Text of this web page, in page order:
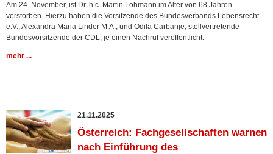
Am 24. November, ist Dr. h.c. Martin Lohmann im Alter von 68 Jahren
verstorben. Hierzu haben die Vorsitzende des Bundesverbands Lebensrecht
e.V., Alexandra Maria Linder M.A., und Odila Carbanje, stellvertretende
Bundesvorsitzende der CDL, je einen Nachruf veröffentlicht.
mehr ...
21.11.2025
Österreich: Fachgesellschaften warnen
nach Einführung des